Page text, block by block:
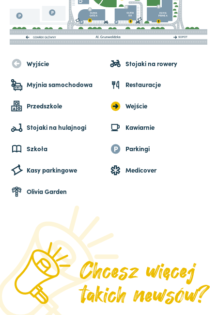
Wyjście Stojaki na rowery
Myjnia samochodowa Restauracje
Przedszkole Wejście
Stojaki na hulajnogi Kawiarnie
Szkoła Parkingi
Kasy parkingowe Medicover
Olivia Garden